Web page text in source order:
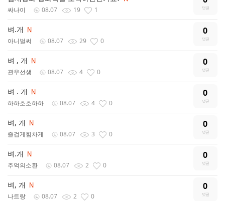
싸나이 08.07 19 1
벼.개 0
아니벌써 08.07 29 0
벼 , 개 0
관우선생 08.07 4 0
벼 . 개 0
하하호호하하 08.07 4 0
벼, 개 0
즐겁게힘차게 08.07 3 0
벼.개 0
추억의소환 08.07 2 0
벼, 개 0
나트랑 08.07 2 0